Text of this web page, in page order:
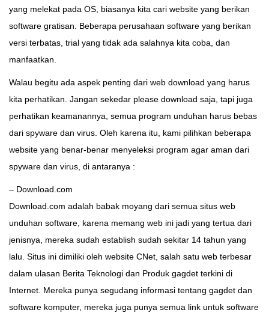
yang melekat pada OS, biasanya kita cari website yang berikan
software gratisan. Beberapa perusahaan software yang berikan
versi terbatas, trial yang tidak ada salahnya kita coba, dan
manfaatkan.
Walau begitu ada aspek penting dari web download yang harus
kita perhatikan. Jangan sekedar please download saja, tapi juga
perhatikan keamanannya, semua program unduhan harus bebas
dari spyware dan virus. Oleh karena itu, kami pilihkan beberapa
website yang benar-benar menyeleksi program agar aman dari
spyware dan virus, di antaranya :
– Download.com
Download.com adalah babak moyang dari semua situs web
unduhan software, karena memang web ini jadi yang tertua dari
jenisnya, mereka sudah establish sudah sekitar 14 tahun yang
lalu. Situs ini dimiliki oleh website CNet, salah satu web terbesar
dalam ulasan Berita Teknologi dan Produk gagdet terkini di
Internet. Mereka punya segudang informasi tentang gagdet dan
software komputer, mereka juga punya semua link untuk software